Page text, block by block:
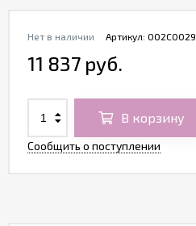
Артикул: O02C0029
Нет в наличии
11 837 руб.
В корзину
Сообщить о поступлении